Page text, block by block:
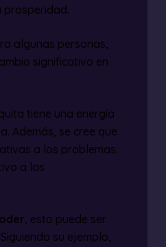
prosperidad.
algunas personas,
significativo en
tiene una energía
Además, se cree que
a los problemas.
a las
, esto puede ser
su ejemplo,